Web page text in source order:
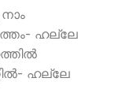
ഹല്ലേ
ഹല്ലേ